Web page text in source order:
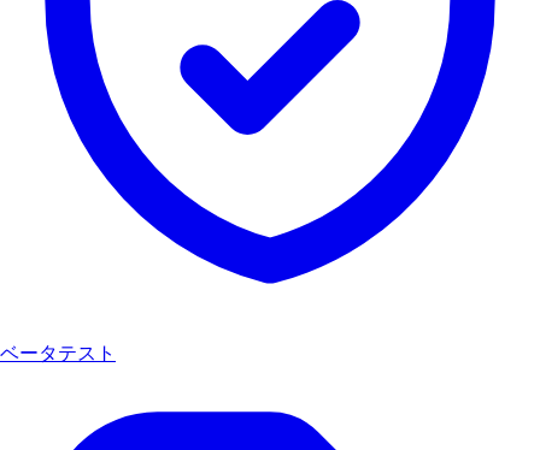
ベータテスト